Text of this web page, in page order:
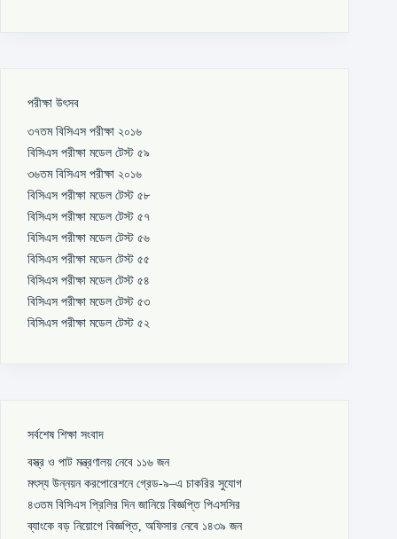
পরীক্ষা উৎসব
৩৭তম বিসিএস পরীক্ষা ২০১৬
বিসিএস পরীক্ষা মডেল টেস্ট ৫৯
৩৬তম বিসিএস পরীক্ষা ২০১৬
বিসিএস পরীক্ষা মডেল টেস্ট ৫৮
বিসিএস পরীক্ষা মডেল টেস্ট ৫৭
বিসিএস পরীক্ষা মডেল টেস্ট ৫৬
বিসিএস পরীক্ষা মডেল টেস্ট ৫৫
বিসিএস পরীক্ষা মডেল টেস্ট ৫৪
বিসিএস পরীক্ষা মডেল টেস্ট ৫৩
বিসিএস পরীক্ষা মডেল টেস্ট ৫২
সর্বশেষ শিক্ষা সংবাদ
বস্ত্র ও পাট মন্ত্রণালয় নেবে ১১৬ জন
মৎস্য উন্নয়ন করপোরেশনে গ্রেড-৯–এ চাকরির সুযোগ
৪৩তম বিসিএস প্রিলির দিন জানিয়ে বিজ্ঞপ্তি পিএসসির
ব্যাংকে বড় নিয়োগে বিজ্ঞপ্তি, অফিসার নেবে ১৪৩৯ জন